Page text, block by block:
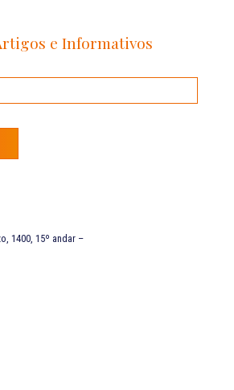
e Informativos
1400, 15º andar –